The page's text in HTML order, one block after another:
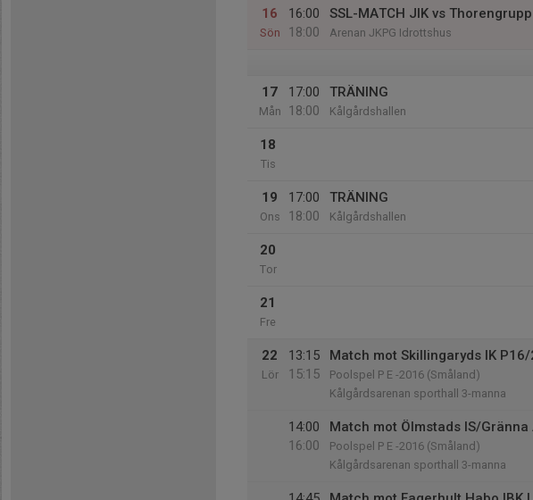
16
Sön
16:00
18:00
SSL-MATCH JIK vs
Arenan JKPG Idrottshus
17
Mån
17:00
18:00
TRÄNING
Kålgårdshallen
18
Tis
19
Ons
17:00
18:00
TRÄNING
Kålgårdshallen
20
Tor
21
Fre
22
Lör
13:15
15:15
Match mot Skillingaryds IK P16/
Poolspel P E -2016 (Småland)
Kålgårdsarenan sporthall 3-manna
14:00
16:00
Match mot Ölmstads IS/Gränna
Poolspel P E -2016 (Småland)
Kålgårdsarenan sporthall 3-manna